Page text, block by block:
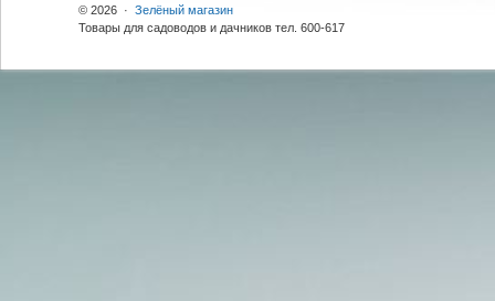
© 2026 · Зелёный магазин
Товары для садоводов и дачников тел. 600-617